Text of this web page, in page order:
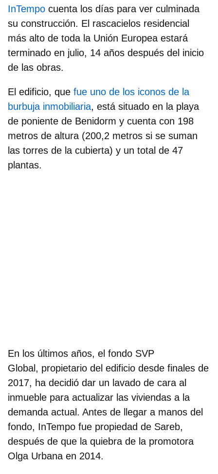
InTempo cuenta los días para ver culminada
su construcción. El rascacielos residencial
más alto de toda la Unión Europea estará
terminado en julio, 14 años después del inicio
de las obras.
El edificio, que fue uno de los iconos de la
burbuja inmobiliaria, está situado en la playa
de poniente de Benidorm y cuenta con 198
metros de altura (200,2 metros si se suman
las torres de la cubierta) y un total de 47
plantas.
En los últimos años, el fondo SVP
Global, propietario del edificio desde finales de
2017, ha decidió dar un lavado de cara al
inmueble para actualizar las viviendas a la
demanda actual. Antes de llegar a manos del
fondo, InTempo fue propiedad de Sareb,
después de que la quiebra de la promotora
Olga Urbana en 2014.